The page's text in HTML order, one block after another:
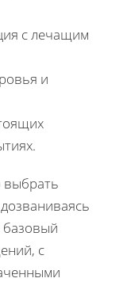
с лечащим
и
выбрать
базовый
с